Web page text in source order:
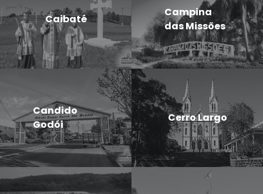
Caibaté
Campina
das Missões
Candido
Godói
Cerro Largo